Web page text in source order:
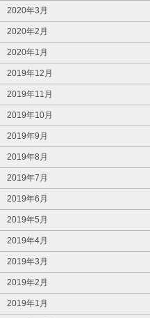
2020年3月
2020年2月
2020年1月
2019年12月
2019年11月
2019年10月
2019年9月
2019年8月
2019年7月
2019年6月
2019年5月
2019年4月
2019年3月
2019年2月
2019年1月